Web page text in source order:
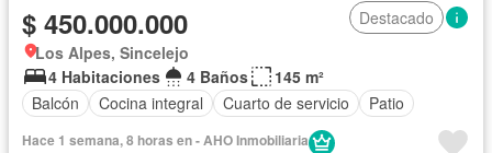
$ 450.000.000
Destacado
Los Alpes, Sincelejo
4 Habitaciones
4 Baños
145 m²
Balcón
Cocina integral Cuarto de servicio Patio
Hace 1 semana, 8 horas en - AHO Inmobiliaria